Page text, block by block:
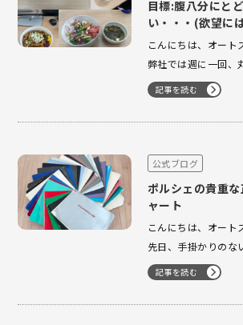
目標:腹八分にと
い・・・(欲望に
腹)
こんにちは、オート
弊社では週に一回、
振る舞うお昼ご飯会
す。 新鮮な魚介をふ
丼や、肉の旨みがギ
レーなど様々な料理
あり…
記事を読む
公式ブログ
ポルシェの貴重
ャート
こんにちは、オート
先日、手掛かりのな
ディカラーを調べる
が、どうしても特定
ニックのY氏に尋ね
記事を読む